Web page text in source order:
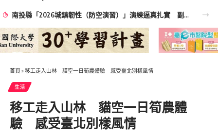
南投縣「2026城鎮韌性（防空演習）」演練逼真扎實 副縣長王瑞德呼籲民眾落實疏散避難訓練保平安
首頁 » 移工走入山林 貓空一日筍農體驗 感受臺北別樣風情
生活
移工走入山林 貓空一日筍農體
驗 感受臺北別樣風情